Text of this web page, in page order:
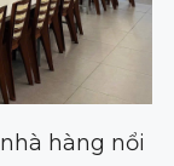
hàng nổi